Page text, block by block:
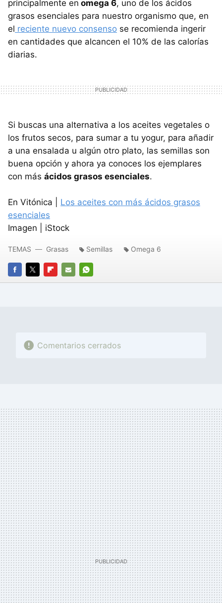
principalmente en omega 6, uno de los ácidos
grasos esenciales para nuestro organismo que, en
el reciente nuevo consenso se recomienda ingerir
en cantidades que alcancen el 10% de las calorías
diarias.
Si buscas una alternativa a los aceites vegetales o
los frutos secos, para sumar a tu yogur, para añadir
a una ensalada u algún otro plato, las semillas son
buena opción y ahora ya conoces los ejemplares
con más ácidos grasos esenciales.
En Vitónica | Los aceites con más ácidos grasos
esenciales
Imagen | iStock
FACEBOOK
TWITTERFLIPBOARD
E-
WHATSAPP
TEMAS Grasas Semillas Omega 6
Comentarios cerrados